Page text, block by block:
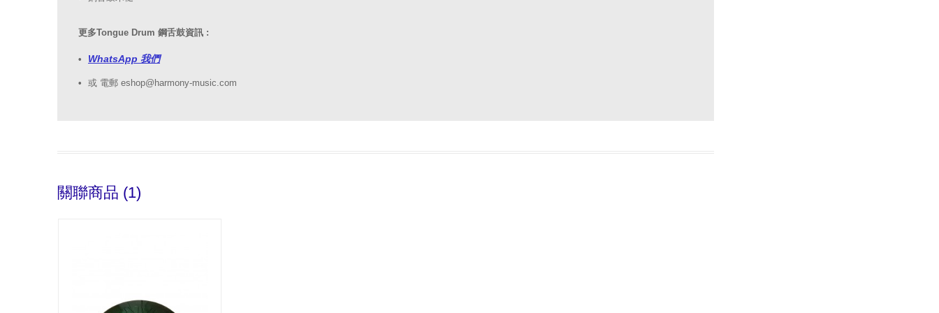
更多Tongue Drum 鋼舌鼓資訊 :
WhatsApp 我們
或 電郵 eshop@harmony-music.com
關聯商品 (1)